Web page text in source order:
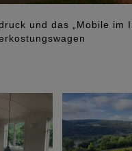
und das „Mobile im